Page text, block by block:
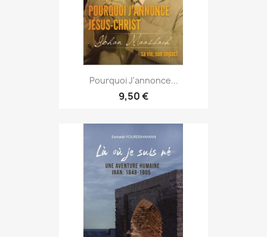
Pourquoi J'annonce...
9,50 €